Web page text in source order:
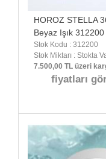
HOROZ STELLA
Beyaz Işık 312200
Stok Kodu : 312200
Stok Miktarı : Stokta
7.500,00 TL üzeri
fiyatları